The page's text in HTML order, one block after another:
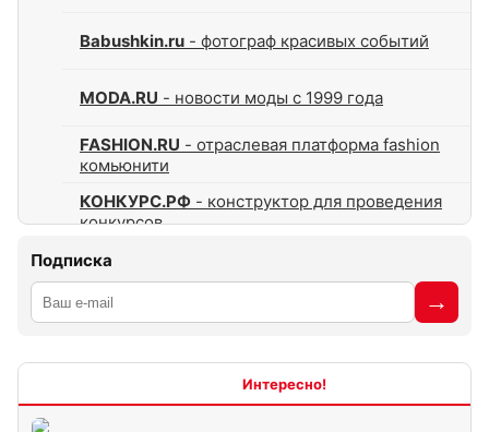
Babushkin.ru - фотограф красивых событий
MODA.RU - новости моды с 1999 года
FASHION.RU - отраслевая платформа fashion
комьюнити
КОНКУРС.РФ - конструктор для проведения
конкурсов
Подписка